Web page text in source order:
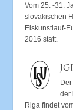
Vom 25. -31.
slovakischen
Eiskunstlauf-
2016 statt.
der
Riga findet